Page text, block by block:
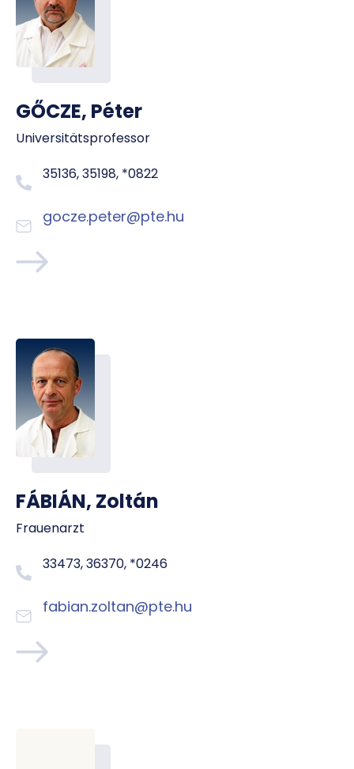
GŐCZE, Péter
Universitätsprofessor
35136, 35198, *0822
gocze.peter@pte.hu
FÁBIÁN, Zoltán
Frauenarzt
33473, 36370, *0246
fabian.zoltan@pte.hu